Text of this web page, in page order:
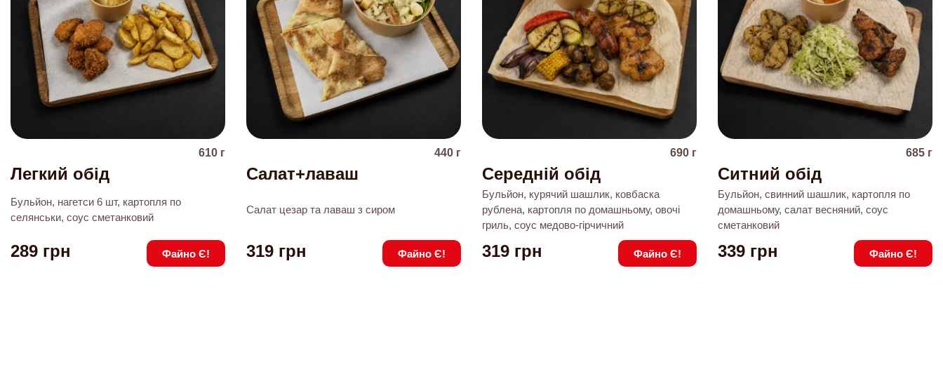
610 г
Легкий обід
Бульйон, нагетси 6 шт, картопля по
селянськи, соус сметанковий
289 грн Файно Є!
440 г
Салат+лаваш
Салат цезар та лаваш з сиром
319 грн Файно Є!
690 г
Середній обід
Бульйон, курячий шашлик, ковбаска
рублена, картопля по домашньому, овочі
гриль, соус медово-гірчичний
319 грн Файно Є!
685 г
Ситний обід
Бульйон, свинний шашлик, картопля по
домашньому, салат весняний, соус
сметанковий
339 грн Файно Є!